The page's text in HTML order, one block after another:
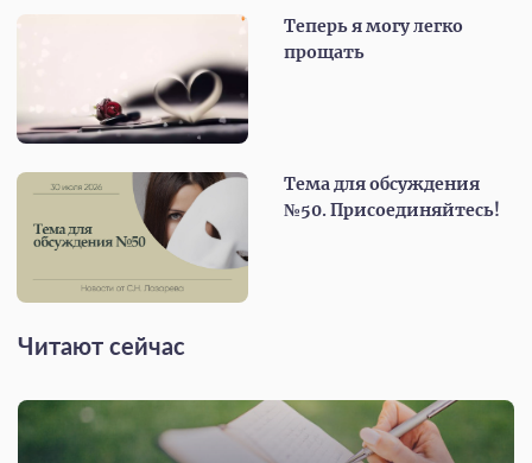
Теперь я могу легко
прощать
Тема для обсуждения
№50. Присоединяйтесь!
Читают сейчас